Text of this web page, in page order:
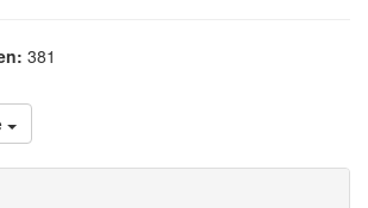
381